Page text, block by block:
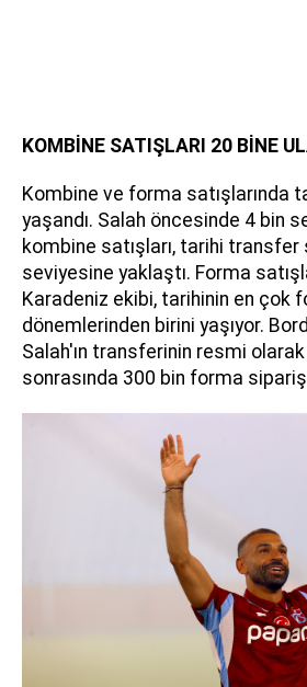
KOMBİNE SATIŞLARI 20 BİNE
Kombine ve forma satışlarında
yaşandı. Salah öncesinde 4 bin
kombine satışları, tarihi transfer
seviyesine yaklaştı. Forma
Karadeniz ekibi, tarihinin en çok
dönemlerinden birini yaşıyor.
Salah'ın transferinin resmi olarak
sonrasında 300 bin forma